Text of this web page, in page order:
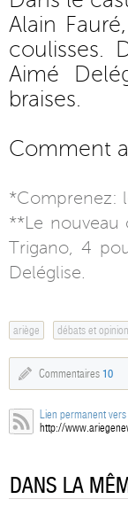
Alain
coulisses.
Aimé
braises.
Comment
*Comprenez:
**Le nouveau
Trigano, 4
Deléglise.
ariège débats et
Commentaires 10
Lien permanent
http://
DANS LA